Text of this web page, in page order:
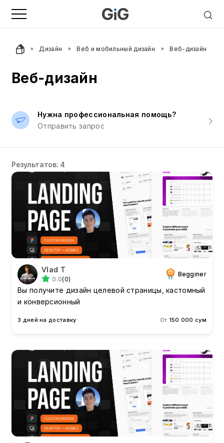
Дизайн Веб и мобильный дизайн Веб-дизайн
Веб-дизайн
Нужна профессиональная помощь?
Отправить запрос
Результатов: 4
Vlad T
0.0(0)
Begginer
Вы получите дизайн целевой страницы, кастомный
и конверсионный
3 дней на доставку От 150 000 сум